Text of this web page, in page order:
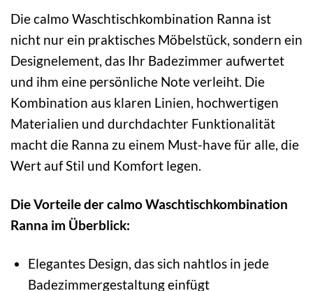
Die calmo Waschtischkombination Ranna ist
nicht nur ein praktisches Möbelstück, sondern ein
Designelement, das Ihr Badezimmer aufwertet
und ihm eine persönliche Note verleiht. Die
Kombination aus klaren Linien, hochwertigen
Materialien und durchdachter Funktionalität
macht die Ranna zu einem Must-have für alle, die
Wert auf Stil und Komfort legen.
Die Vorteile der calmo Waschtischkombination
Ranna im Überblick:
Elegantes Design, das sich nahtlos in jede
Badezimmergestaltung einfügt